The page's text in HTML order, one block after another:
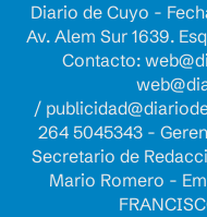
Diario de Cuyo -
Av. Alem Sur 1639.
Contacto:
/
264 5045343 -
Secretario de
Mario Romero -